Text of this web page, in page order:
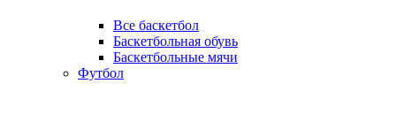
Все баскетбол
Баскетбольная обувь
Баскетбольные мячи
Футбол